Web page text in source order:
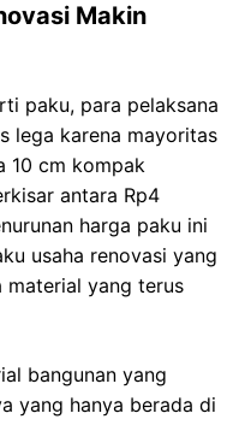
Makin
paku, para pelaksana
lega karena mayoritas
10 cm kompak
antara Rp4
harga paku ini
usaha renovasi yang
material yang terus
bangunan yang
yang hanya berada di